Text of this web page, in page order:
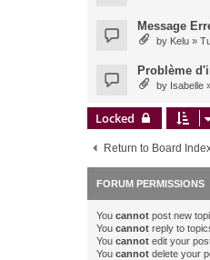
Message
by Kelu »
Problème
by Isabelle
Locked
Return to Board
FORUM PERMISSIONS
You cannot post new
You cannot reply to
You cannot edit your
You cannot delete your